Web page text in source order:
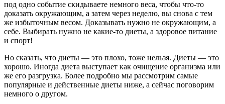
под одно событие скидываете немного веса, чтобы что-то
доказать окружающим, а затем через неделю, вы снова с тем
же избыточным весом. Доказывать нужно не окружающим, а
себе. Выбирать нужно не какие-то диеты, а здоровое питание
и спорт!
Но сказать, что диеты — это плохо, тоже нельзя. Диеты — это
хорошо. Иногда диета выступает как очищение организма или
же его разгрузка. Более подробно мы рассмотрим самые
популярные и действенные диеты ниже, а сейчас поговорим
немного о другом.